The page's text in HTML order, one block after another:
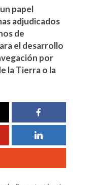
papel
adjudicados
de
el desarrollo
por
la Tierra o la